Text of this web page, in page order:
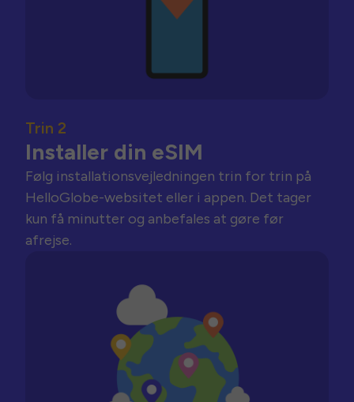
Trin 2
Installer din eSIM
Følg installationsvejledningen trin for trin på
HelloGlobe-websitet eller i appen. Det tager
kun få minutter og anbefales at gøre før
afrejse.